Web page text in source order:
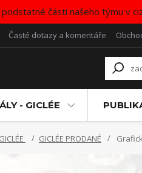
části našeho týmu v
Časté dotazy a komentáře
- GICLÉE
GICLÉE PRODANÉ